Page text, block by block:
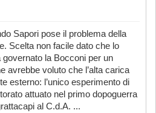
Sapori pose il problema della
Scelta non facile dato che lo
la Bocconi per un
avrebbe voluto che l’alta carica
esterno: l’unico esperimento di
attuato nel primo dopoguerra
al C.d.A. ...